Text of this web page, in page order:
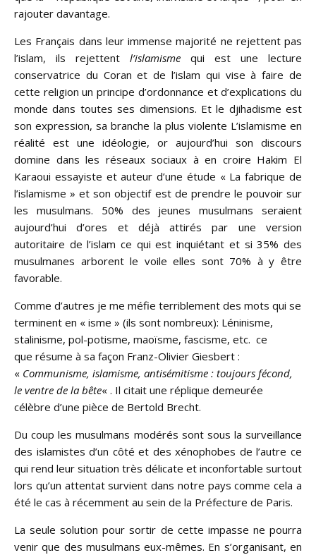
rajouter davantage.
Les Français dans leur immense majorité ne rejettent pas
l’islam, ils rejettent l’islamisme qui est une lecture
conservatrice du Coran et de l’islam qui vise à faire de
cette religion un principe d’ordonnance et d’explications du
monde dans toutes ses dimensions. Et le djihadisme est
son expression, sa branche la plus violente L’islamisme en
réalité est une idéologie, or aujourd’hui son discours
domine dans les réseaux sociaux à en croire Hakim El
Karaoui essayiste et auteur d’une étude « La fabrique de
l’islamisme » et son objectif est de prendre le pouvoir sur
les musulmans. 50% des jeunes musulmans seraient
aujourd’hui d’ores et déjà attirés par une version
autoritaire de l’islam ce qui est inquiétant et si 35% des
musulmanes arborent le voile elles sont 70% à y être
favorable.
Comme d’autres je me méfie terriblement des mots qui se
terminent en « isme » (ils sont nombreux): Léninisme,
stalinisme, pol-potisme, maoïsme, fascisme, etc. ce
que résume à sa façon Franz-Olivier Giesbert :
« Communisme, islamisme, antisémitisme : toujours fécond,
le ventre de la bête« . Il citait une réplique demeurée
célèbre d’une pièce de Bertold Brecht.
Du coup les musulmans modérés sont sous la surveillance
des islamistes d’un côté et des xénophobes de l’autre ce
qui rend leur situation très délicate et inconfortable surtout
lors qu’un attentat survient dans notre pays comme cela a
été le cas à récemment au sein de la Préfecture de Paris.
La seule solution pour sortir de cette impasse ne pourra
venir que des musulmans eux-mêmes. En s’organisant, en